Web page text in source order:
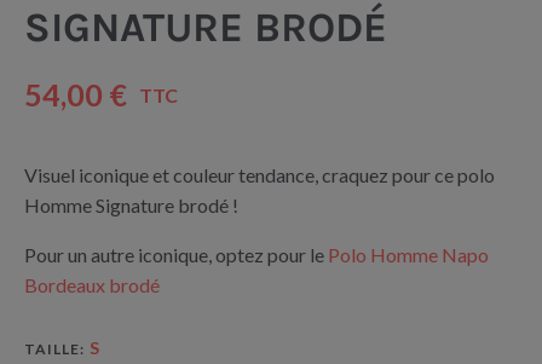
SIGNATURE BRODÉ
54,00 € TTC
Visuel iconique et couleur tendance, craquez pour ce polo
Homme Signature brodé !
Pour un autre iconique, optez pour le Polo Homme Napo
Bordeaux brodé
TAILLE S